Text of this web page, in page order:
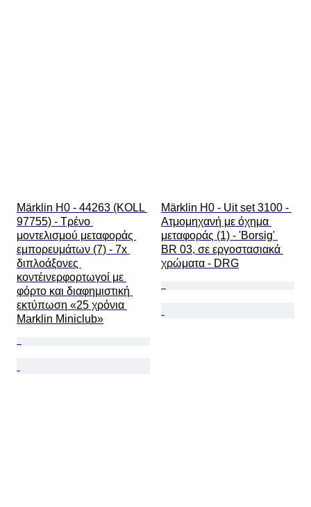
Märklin H0 - 44263 (KOLL
97755) - Τρένο
μοντελισμού μεταφοράς
εμπορευμάτων (7) - 7x
διπλοάξονες
κοντέινερφορτωγοί με
φόρτο και διαφημιστική
εκτύπωση «25 χρόνια
Marklin Miniclub»
Märklin H0 - Uit set 3100 -
Ατμομηχανή με όχημα
μεταφοράς (1) - 'Borsig'
BR 03, σε εργοστασιακά
χρώματα - DRG